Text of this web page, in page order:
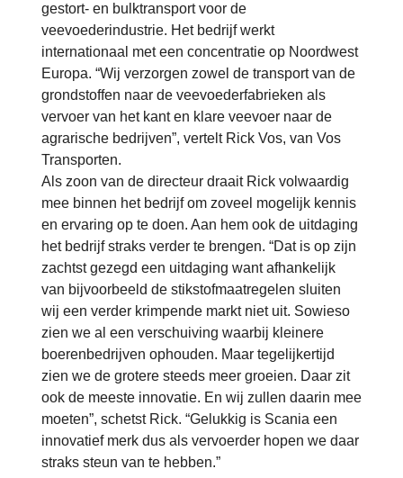
gestort- en bulktransport voor de
veevoederindustrie. Het bedrijf werkt
internationaal met een concentratie op Noordwest
Europa. “Wij verzorgen zowel de transport van de
grondstoffen naar de veevoederfabrieken als
vervoer van het kant en klare veevoer naar de
agrarische bedrijven”, vertelt Rick Vos, van Vos
Transporten.
Als zoon van de directeur draait Rick volwaardig
mee binnen het bedrijf om zoveel mogelijk kennis
en ervaring op te doen. Aan hem ook de uitdaging
het bedrijf straks verder te brengen. “Dat is op zijn
zachtst gezegd een uitdaging want afhankelijk
van bijvoorbeeld de stikstofmaatregelen sluiten
wij een verder krimpende markt niet uit. Sowieso
zien we al een verschuiving waarbij kleinere
boerenbedrijven ophouden. Maar tegelijkertijd
zien we de grotere steeds meer groeien. Daar zit
ook de meeste innovatie. En wij zullen daarin mee
moeten”, schetst Rick. “Gelukkig is Scania een
innovatief merk dus als vervoerder hopen we daar
straks steun van te hebben.”